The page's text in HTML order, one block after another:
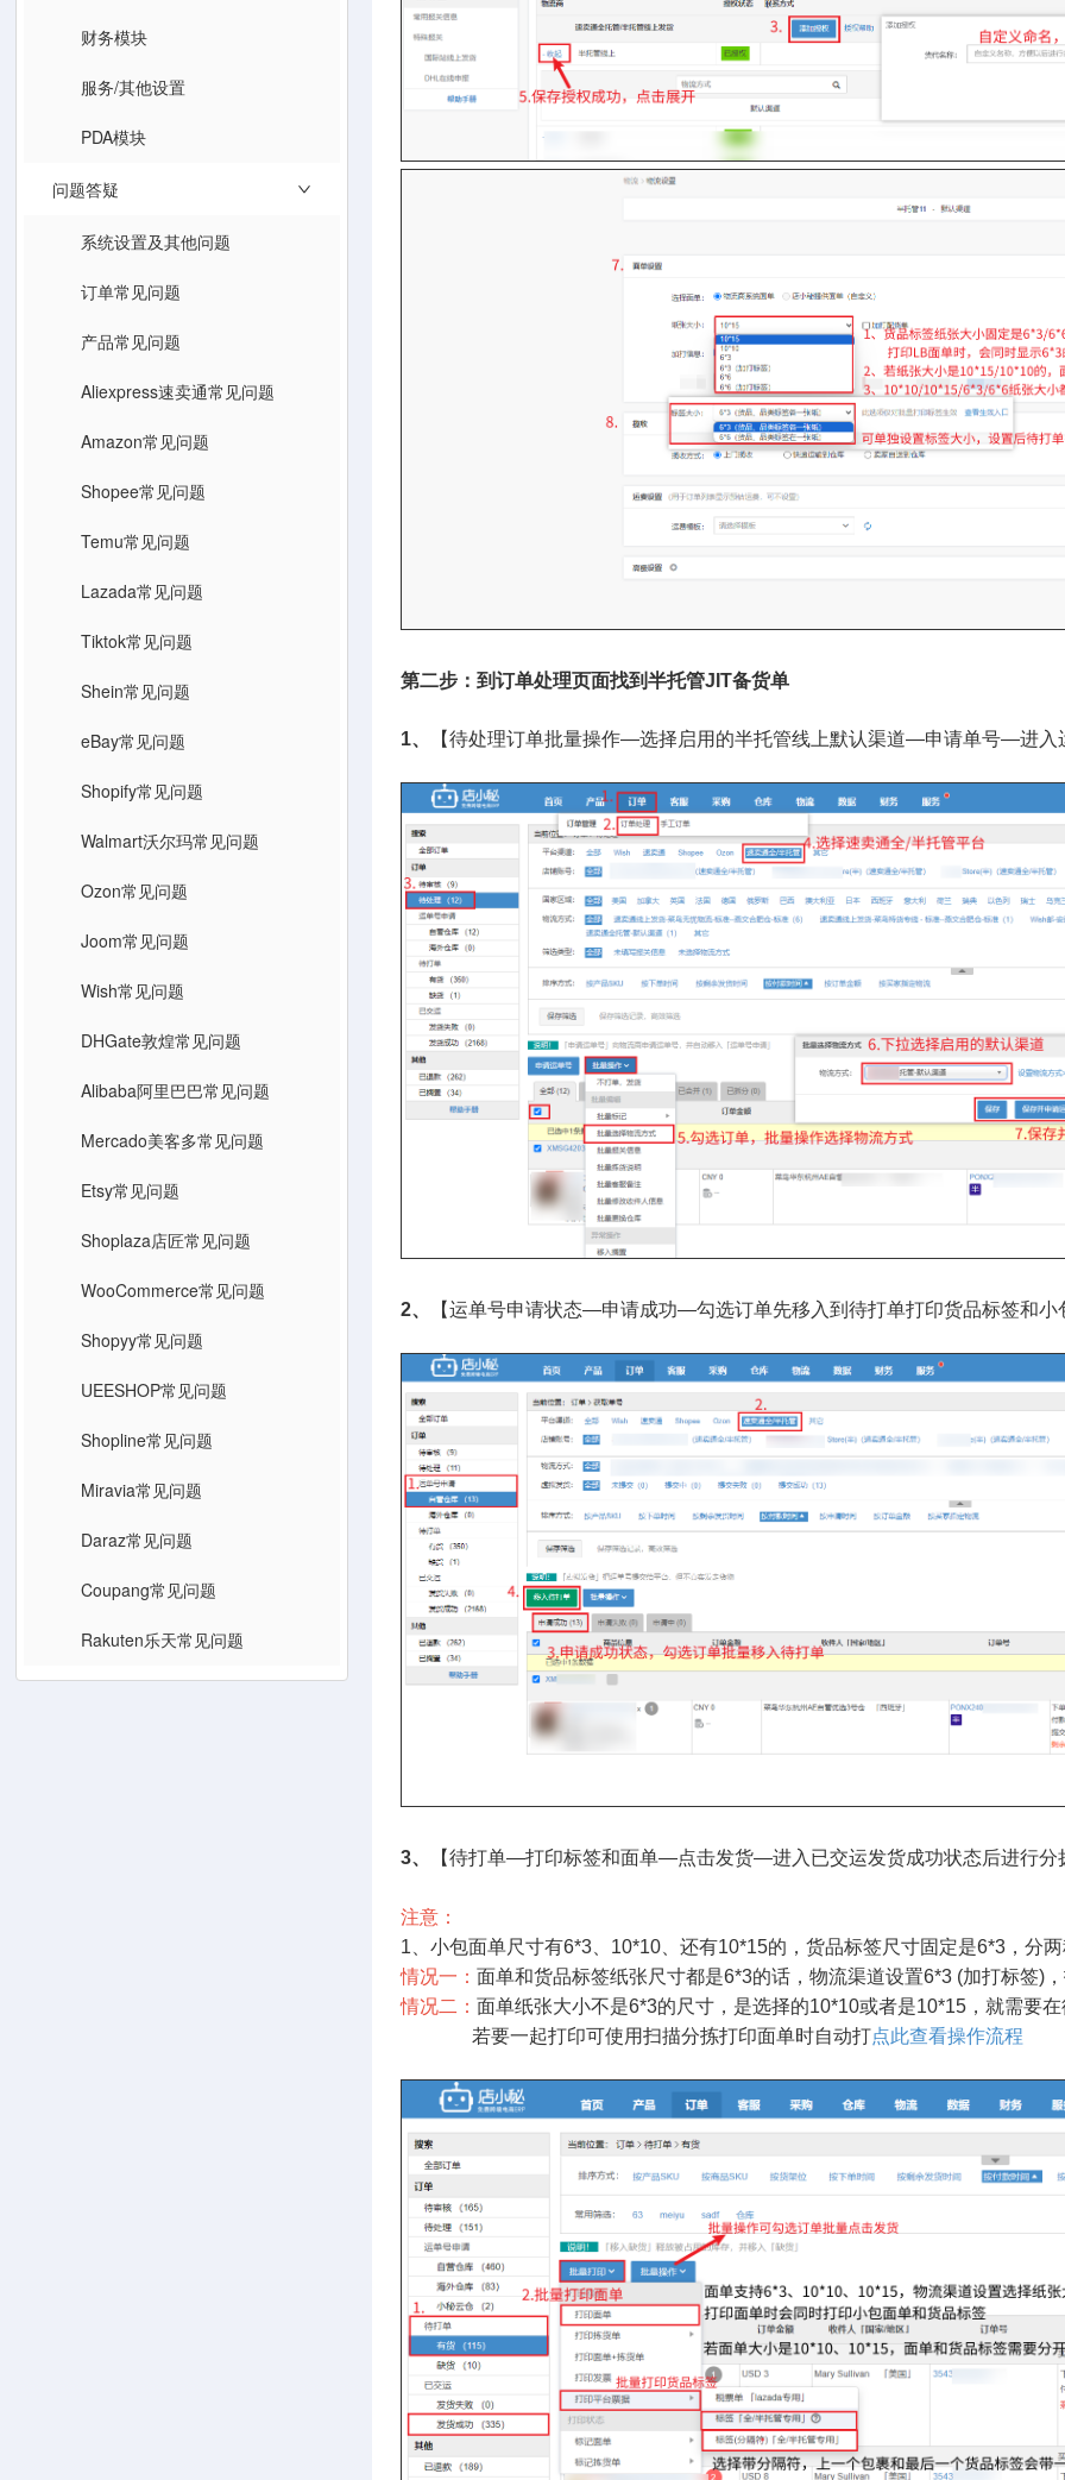
财务模块
服务/其他设置
PDA模块
问题答疑
系统设置及其他问题
订单常见问题
产品常见问题
Aliexpress速卖通常见问题
Amazon常见问题
Shopee常见问题
Temu常见问题
Lazada常见问题
Tiktok常见问题
Shein常见问题
eBay常见问题
Shopify常见问题
Walmart沃尔玛常见问题
Ozon常见问题
Joom常见问题
Wish常见问题
DHGate敦煌常见问题
Alibaba阿里巴巴常见问题
Mercado美客多常见问题
Etsy常见问题
Shoplaza店匠常见问题
WooCommerce常见问题
Shopyy常见问题
UEESHOP常见问题
Shopline常见问题
Miravia常见问题
Daraz常见问题
Coupang常见问题
Rakuten乐天常见问题
第二步：到订单处理页面找到半托管JIT备货单
1、 【待处理订单批量操作—选择启用的半托管线上默认渠道—申请单号—进入
2、 【运单号申请状态—申请成功—勾选订单先移入到待打单打印货品标签和小
3、 【待打单—打印标签和面单—点击发货—进入已交运发货成功状态后进行分
注意：
1、小包面单尺寸有6*3、10*10、还有10*15的，货品标签尺寸固定是6*3，分
情况一：面单和货品标签纸张尺寸都是6*3的话，物流渠道设置6*3 (加打标签)
情况二：面单纸张大小不是6*3的尺寸，是选择的10*10或者是10*15，就需要
若要一起打印可使用扫描分拣打印面单时自动打点此查看操作流程